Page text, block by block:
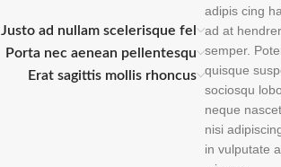
adipis cing
ad at
semper.
quisque
sociosqu
neque
nisi
in vulputate
Justo ad nullam scelerisque fel
Porta nec aenean pellentesqu
Erat sagittis mollis rhoncus